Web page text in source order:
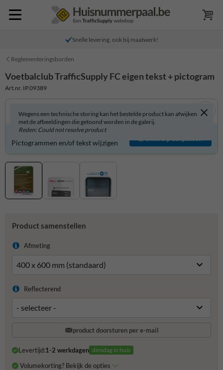
Snelle levering, ook bij maatwerk!
Reglementeringsborden
Voetbalclub TrafficSupply FC eigen tekst + pictogram
Art.nr. IP.09389
Wegens een technische storing kan het bestelde product kan afwijken
met de afbeeldingen die getoond worden in de galerij.
Reden: Could not resolve product
Product zelf aanpassen?
Pictogrammen en/of tekst wijzigen
Ontwerp aanpassen
Product samenstellen
Afmeting
Reflecterend
product doorsturen per e-mail
Levertijd:1-2 werkdagen dinsdag in huis
Volumekorting? Bekijk de opties